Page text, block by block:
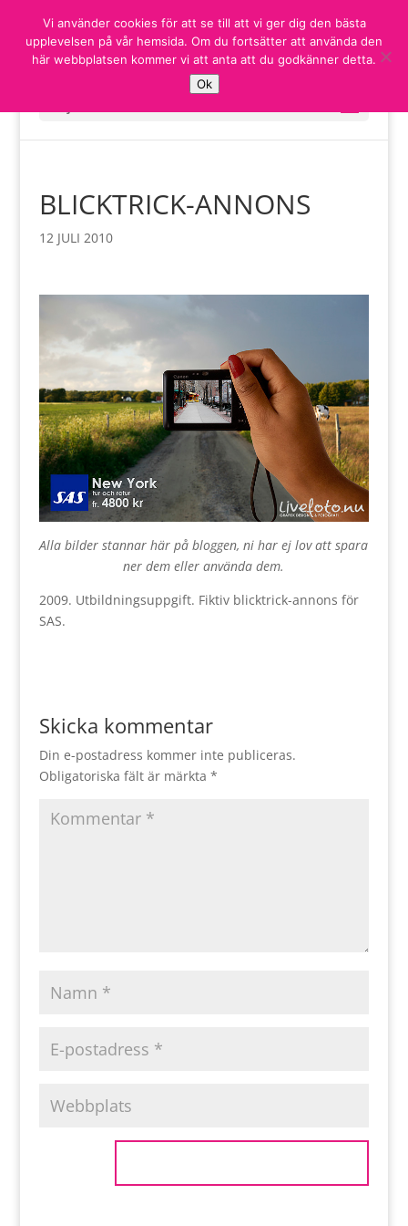
BLICKTRICK-ANNONS
12 JULI 2010
Alla bilder stannar här på bloggen, ni har ej lov att spara
ner dem eller använda dem.
2009. Utbildningsuppgift. Fiktiv blicktrick-annons för
SAS.
Skicka kommentar
Din e-postadress kommer inte publiceras.
Obligatoriska fält är märkta *
Vi använder cookies för att se till att vi ger dig den bästa
upplevelsen på vår hemsida. Om du fortsätter att använda den
här webbplatsen kommer vi att anta att du godkänner detta.
Ok